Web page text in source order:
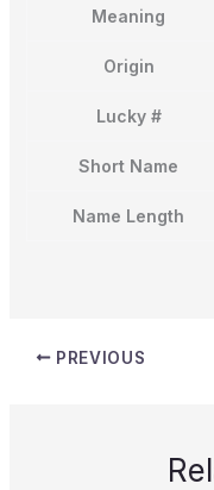
Meaning
Origin
Lucky #
Short Name
Name Length
PREVIOUS